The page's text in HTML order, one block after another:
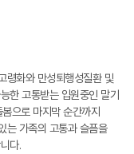
령화와 만성퇴행성질환 및
한 고통받는 입원중인 말기
으로 마지막 순간까지
는 가족의 고통과 슬픔을
다.